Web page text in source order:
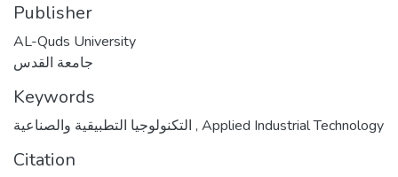
Publisher
AL-Quds University
جامعة القدس
Keywords
, Applied Industrial Technology
Citation